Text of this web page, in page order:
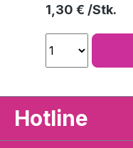
Regulärer Preis:
1,30 €
Hotline